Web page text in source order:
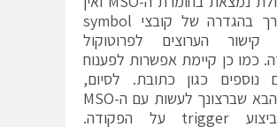
כל צורך בהגדרה של קובצי symbol
קישור הערוצים לפרוטוקול
כמו כן קיימת אפשרות לפענוח
נוספים כגון כתובת. לסיום,
הדבר הבא שברצונך לעשות עם ה-MSO
הוא ביצוע trigger על הפקודה.